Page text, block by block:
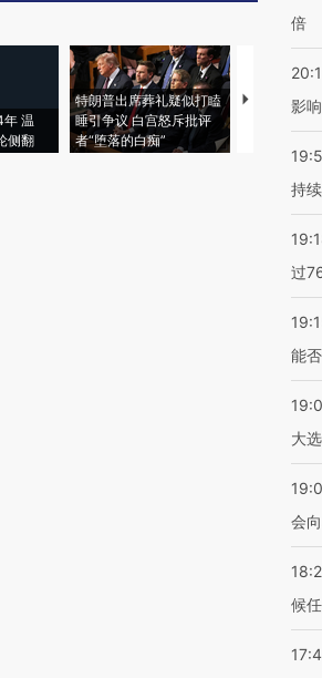
年 温
侧翻
特朗普出席葬礼疑似打瞌
睡引争议 白宫怒斥批评
者“堕落的白痴”
视线｜全球
倍
影
持
过
能
大
会
候